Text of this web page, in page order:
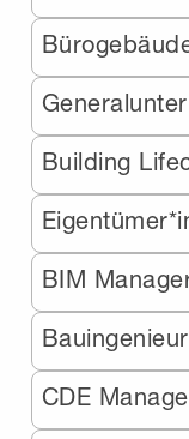
Building
BIM
CDE